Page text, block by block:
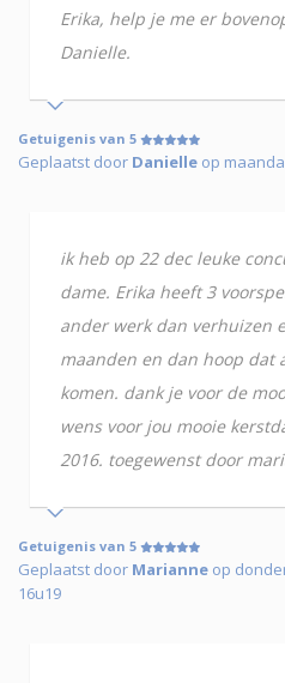
Erika, help je me er
Danielle.
Getuigenis van 5
Geplaatst door Danielle op
ik heb op 22 dec leuke
dame. Erika heeft 3
ander werk dan verhuizen
maanden en dan hoop dat
komen. dank je voor de
wens voor jou mooie
2016. toegewenst door
Getuigenis van 5
Geplaatst door Marianne op
16u19